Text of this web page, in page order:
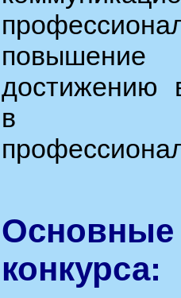
достижению
в
конкурса: